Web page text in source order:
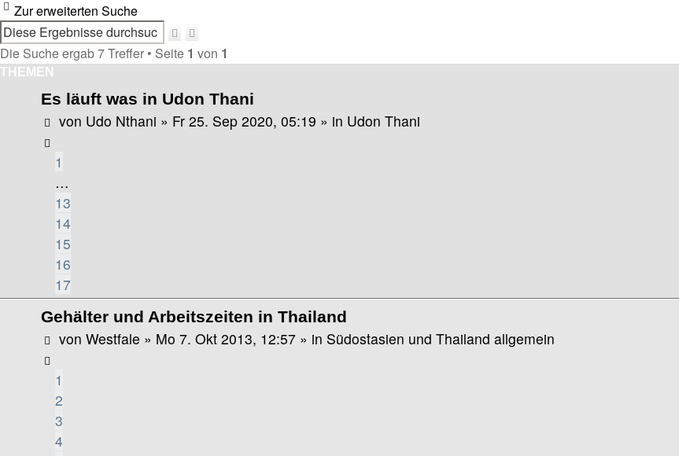
Zur erweiterten Suche
Suche
Suche
Die Suche ergab 7 Treffer • Seite 1 von 1
THEMEN
Es läuft was in Udon Thani
von Udo Nthani » Fr 25. Sep 2020, 05:19 » in Udon Thani
1
…
13
14
15
16
17
Gehälter und Arbeitszeiten in Thailand
von Westfale » Mo 7. Okt 2013, 12:57 » in Südostasien und Thailand allgemein
1
2
3
4